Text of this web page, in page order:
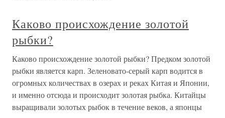
Каково происхождение золотой
рыбки?
Каково происхождение золотой рыбки? Предком золотой
рыбки является карп. Зеленовато-серый карп водится в
огромных количествах в озерах и реках Китая и Японии,
и именно отсюда и происходит золотая рыбка. Китайцы
выращивали золотых рыбок в течение веков, а японцы